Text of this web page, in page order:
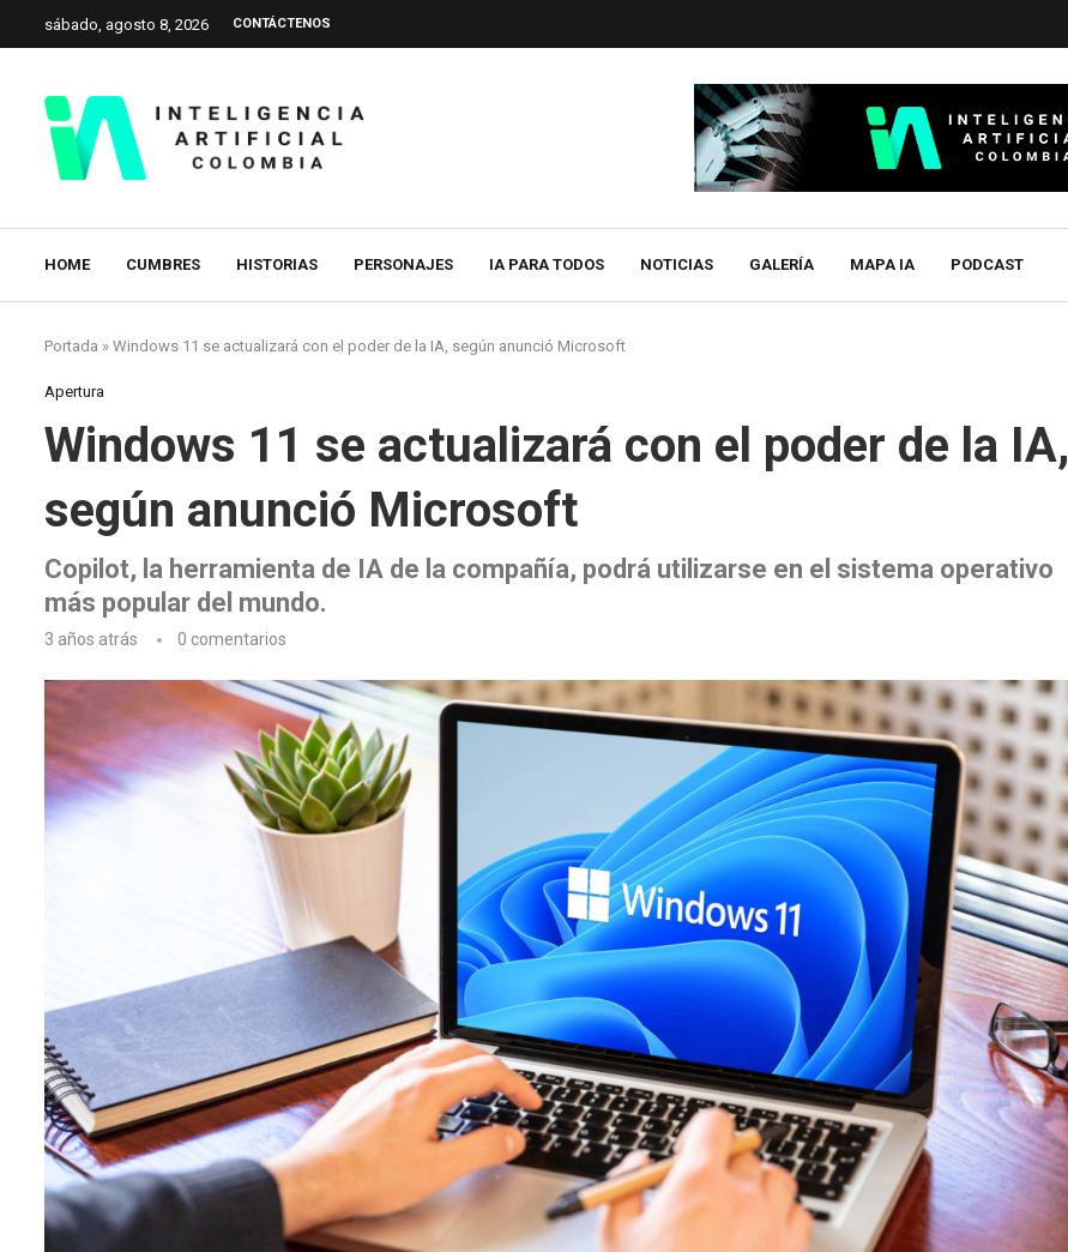
sábado, agosto 8, 2026 CONTÁCTENOS
HOME CUMBRES HISTORIAS PERSONAJES IA PARA TODOS NOTICIAS GALERÍA MAPA IA PODCAST
Portada » Windows 11 se actualizará con el poder de la IA, según anunció Microsoft
Apertura
Windows 11 se actualizará con el poder de la IA,
según anunció Microsoft
Copilot, la herramienta de IA de la compañía, podrá utilizarse en el sistema operativo
más popular del mundo.
3 años atrás 0 comentarios